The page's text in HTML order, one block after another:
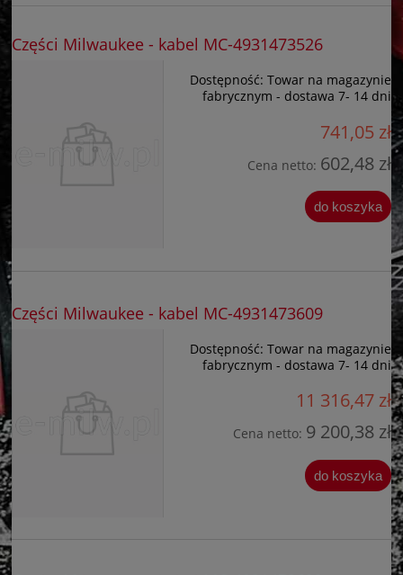
Części Milwaukee - kabel MC-4931473526
Dostępność: Towar na magazynie
fabrycznym - dostawa 7- 14 dni
741,05 zł
Cena netto: 602,48 zł
do koszyka
Części Milwaukee - kabel MC-4931473609
Dostępność: Towar na magazynie
fabrycznym - dostawa 7- 14 dni
11 316,47 zł
Cena netto: 9 200,38 zł
do koszyka